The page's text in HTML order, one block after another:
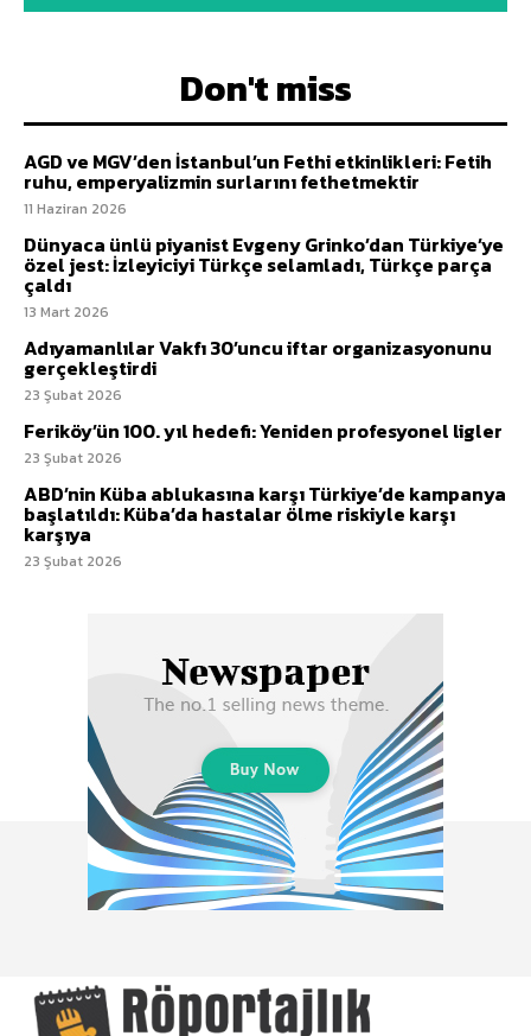
Don't miss
AGD ve MGV’den İstanbul’un Fethi etkinlikleri: Fetih
ruhu, emperyalizmin surlarını fethetmektir
11 Haziran 2026
Dünyaca ünlü piyanist Evgeny Grinko’dan Türkiye’ye
özel jest: İzleyiciyi Türkçe selamladı, Türkçe parça
çaldı
13 Mart 2026
Adıyamanlılar Vakfı 30’uncu iftar organizasyonunu
gerçekleştirdi
23 Şubat 2026
Feriköy’ün 100. yıl hedefi: Yeniden profesyonel ligler
23 Şubat 2026
ABD’nin Küba ablukasına karşı Türkiye’de kampanya
başlatıldı: Küba’da hastalar ölme riskiyle karşı
karşıya
23 Şubat 2026